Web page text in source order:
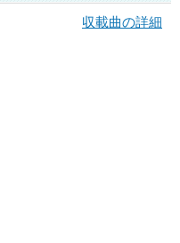
収載曲の詳細